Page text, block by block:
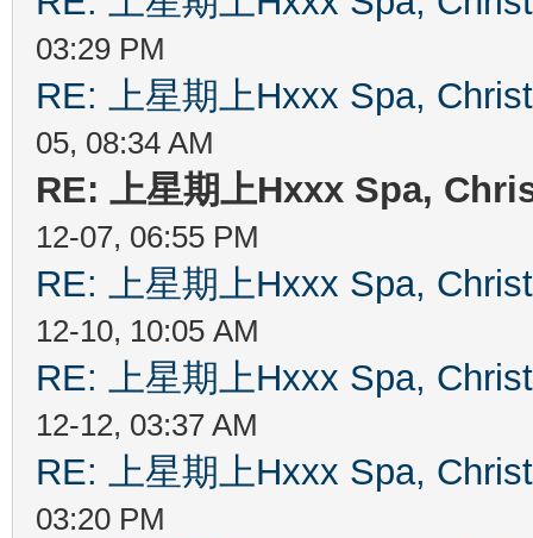
03:29 PM
RE: 上星期上Hxxx Spa,
05, 08:34 AM
RE: 上星期上Hxxx Spa,
12-07, 06:55 PM
RE: 上星期上Hxxx Spa,
12-10, 10:05 AM
RE: 上星期上Hxxx Spa,
12-12, 03:37 AM
RE: 上星期上Hxxx Spa,
03:20 PM